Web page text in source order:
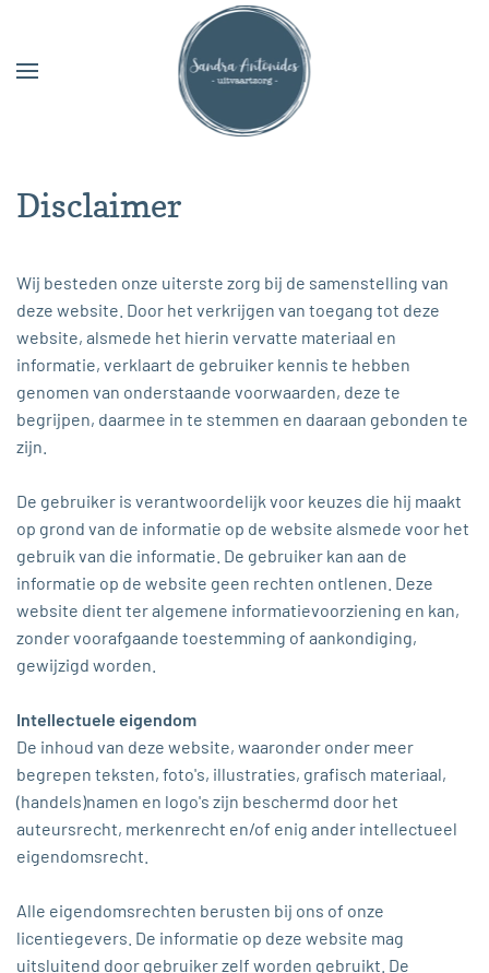
Skip to main content
Disclaimer
Wij besteden onze uiterste zorg bij de samenstelling van
deze website. Door het verkrijgen van toegang tot deze
website, alsmede het hierin vervatte materiaal en
informatie, verklaart de gebruiker kennis te hebben
genomen van onderstaande voorwaarden, deze te
begrijpen, daarmee in te stemmen en daaraan gebonden te
zijn.
De gebruiker is verantwoordelijk voor keuzes die hij maakt
op grond van de informatie op de website alsmede voor het
gebruik van die informatie. De gebruiker kan aan de
informatie op de website geen rechten ontlenen. Deze
website dient ter algemene informatievoorziening en kan,
zonder voorafgaande toestemming of aankondiging,
gewijzigd worden.
Intellectuele eigendom
De inhoud van deze website, waaronder onder meer
begrepen teksten, foto's, illustraties, grafisch materiaal,
(handels)namen en logo's zijn beschermd door het
auteursrecht, merkenrecht en/of enig ander intellectueel
eigendomsrecht.
Alle eigendomsrechten berusten bij ons of onze
licentiegevers. De informatie op deze website mag
uitsluitend door gebruiker zelf worden gebruikt. De